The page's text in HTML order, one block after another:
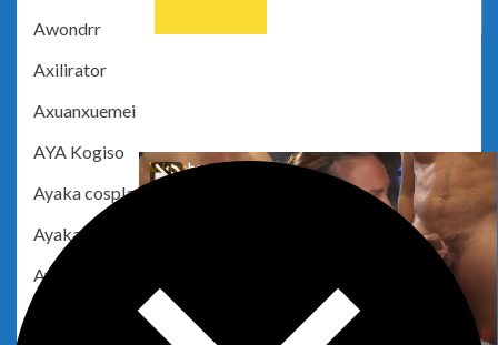
Awondrr
Axilirator
Axuanxuemei
AYA Kogiso
Ayaka cosplay
Ayaka Moe
Ayame
Ayame Haruka